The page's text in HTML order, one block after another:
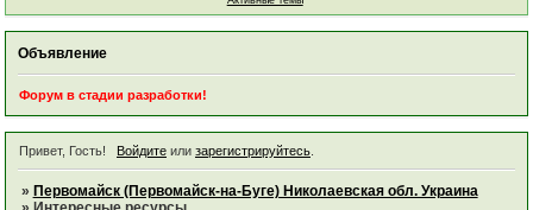
Объявление
Форум в стадии разработки!
Привет, Гость! Войдитеили зарегистрируйтесь.
» Первомайск (Первомайск-на-Буге) Николаевская обл. Украина